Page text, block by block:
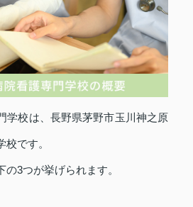
学校は、長野県茅野市玉川神之原
です。
3つが挙げられます。